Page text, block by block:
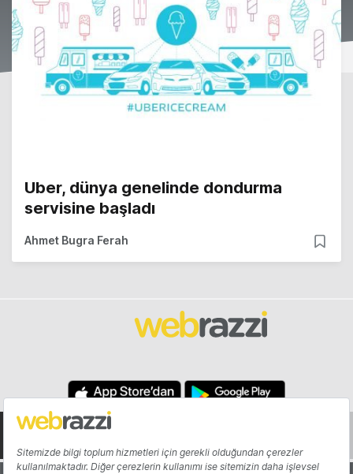
Uber, dünya genelinde dondurma
servisine başladı
Ahmet Bugra Ferah